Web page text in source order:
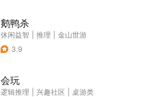
鹅鸭杀
休闲益智 推理
金山世游
3.9
会玩
逻辑推理 兴趣社区
桌游类